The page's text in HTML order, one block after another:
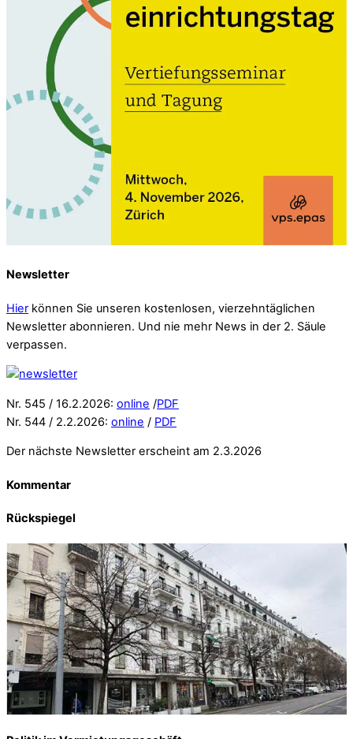
Newsletter
Hier können Sie unseren kostenlosen, vierzehntäglichen
Newsletter abonnieren. Und nie mehr News in der 2. Säule
verpassen.
Nr. 545 / 16.2.2026: online /PDF
Nr. 544 / 2.2.2026: online / PDF
Der nächste Newsletter erscheint am 2.3.2026
Kommentar
Rückspiegel